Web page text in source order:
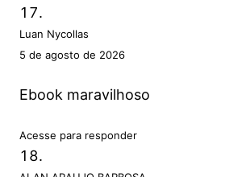
Luan Nycollas
5 de agosto de 2026
Ebook maravilhoso
Acesse para responder